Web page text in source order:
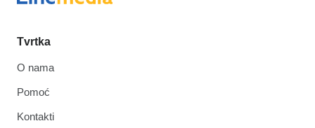
Tvrtka
O nama
Pomoć
Kontakti